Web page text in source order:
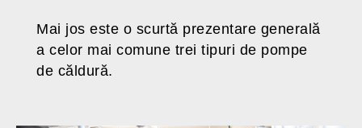
Mai jos este o scurtă prezentare generală
a celor mai comune trei tipuri de pompe
de căldură.